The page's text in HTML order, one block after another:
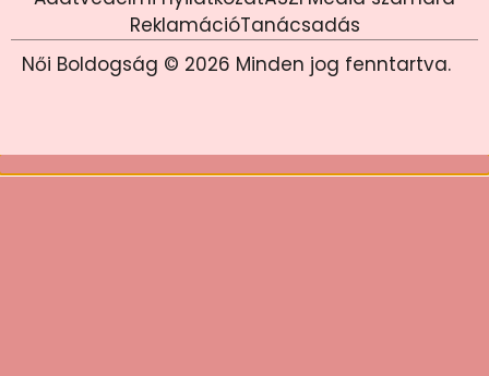
ReklamációTanácsadás
Női Boldogság © 2026 Minden jog fenntartva.